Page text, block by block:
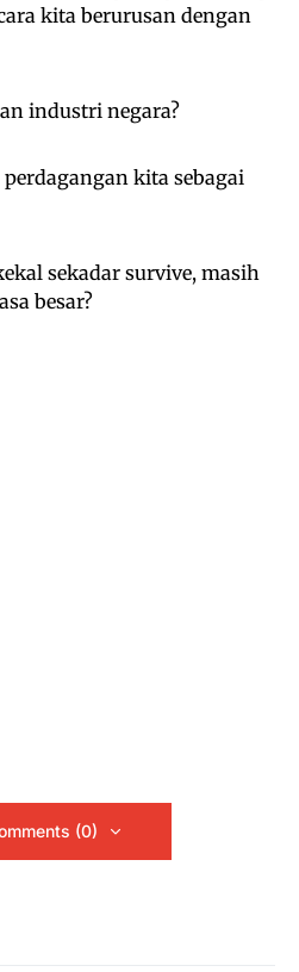
kita berurusan dengan
industri negara?
kita sebagai
sekadar survive, masih
besar?
(0)